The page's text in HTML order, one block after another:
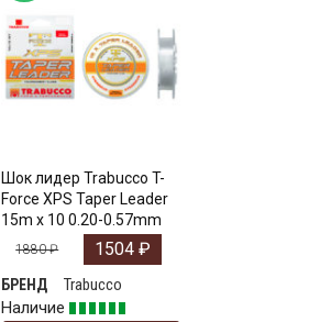
Шок лидер Trabucco T-
Force XPS Taper Leader
15m x 10 0.20-0.57mm
1880₽ 1504₽
БРЕНД
Trabucco
Наличие